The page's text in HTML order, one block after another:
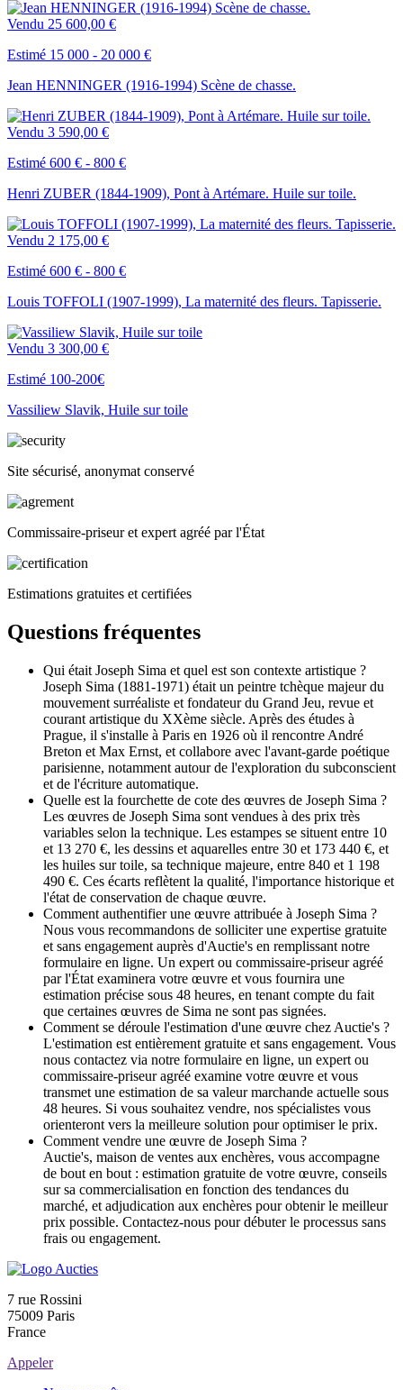
Vendu 25 600,00 €
Estimé 15 000 - 20 000 €
Jean HENNINGER (1916-1994) Scène de chasse.
Vendu 3 590,00 €
Estimé 600 € - 800 €
Henri ZUBER (1844-1909), Pont à Artémare. Huile sur toile.
Vendu 2 175,00 €
Estimé 600 € - 800 €
Louis TOFFOLI (1907-1999), La maternité des fleurs. Tapisserie.
Vendu 3 300,00 €
Estimé 100-200€
Vassiliew Slavik, Huile sur toile
Site sécurisé, anonymat conservé
Commissaire-priseur et expert agréé par l'État
Estimations gratuites et certifiées
Questions fréquentes
Qui était Joseph Sima et quel est son contexte artistique ?
Joseph Sima (1881-1971) était un peintre tchèque majeur du
mouvement surréaliste et fondateur du Grand Jeu, revue et
courant artistique du XXème siècle. Après des études à
Prague, il s'installe à Paris en 1926 où il rencontre André
Breton et Max Ernst, et collabore avec l'avant-garde poétique
parisienne, notamment autour de l'exploration du subconscient
et de l'écriture automatique.
Quelle est la fourchette de cote des œuvres de Joseph Sima ?
Les œuvres de Joseph Sima sont vendues à des prix très
variables selon la technique. Les estampes se situent entre 10
et 13 270 €, les dessins et aquarelles entre 30 et 173 440 €, et
les huiles sur toile, sa technique majeure, entre 840 et 1 198
490 €. Ces écarts reflètent la qualité, l'importance historique et
l'état de conservation de chaque œuvre.
Comment authentifier une œuvre attribuée à Joseph Sima ?
Nous vous recommandons de solliciter une expertise gratuite
et sans engagement auprès d'Auctie's en remplissant notre
formulaire en ligne. Un expert ou commissaire-priseur agréé
par l'État examinera votre œuvre et vous fournira une
estimation précise sous 48 heures, en tenant compte du fait
que certaines œuvres de Sima ne sont pas signées.
Comment se déroule l'estimation d'une œuvre chez Auctie's ?
L'estimation est entièrement gratuite et sans engagement. Vous
nous contactez via notre formulaire en ligne, un expert ou
commissaire-priseur agréé examine votre œuvre et vous
transmet une estimation de sa valeur marchande actuelle sous
48 heures. Si vous souhaitez vendre, nos spécialistes vous
orienteront vers la meilleure solution pour optimiser le prix.
Comment vendre une œuvre de Joseph Sima ?
Auctie's, maison de ventes aux enchères, vous accompagne
de bout en bout : estimation gratuite de votre œuvre, conseils
sur sa commercialisation en fonction des tendances du
marché, et adjudication aux enchères pour obtenir le meilleur
prix possible. Contactez-nous pour débuter le processus sans
frais ou engagement.
7 rue Rossini
75009 Paris
France
Appeler